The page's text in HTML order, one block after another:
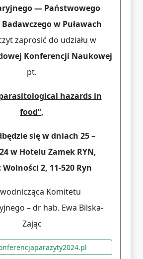
— Państwowego
w Puławach
zaprosić do udziału w
Konferencji Naukowej
pt.
hazards in
food”,
się w dniach 25 –
w Hotelu Zamek RYN,
Wolności 2, 11-520 Ryn
Komitetu
– dr hab. Ewa Bilska-
Zając